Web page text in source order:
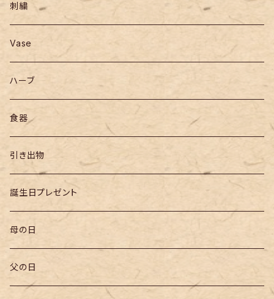
刺繍
Vase
ハーブ
食器
引き出物
誕生日プレゼント
母の日
父の日